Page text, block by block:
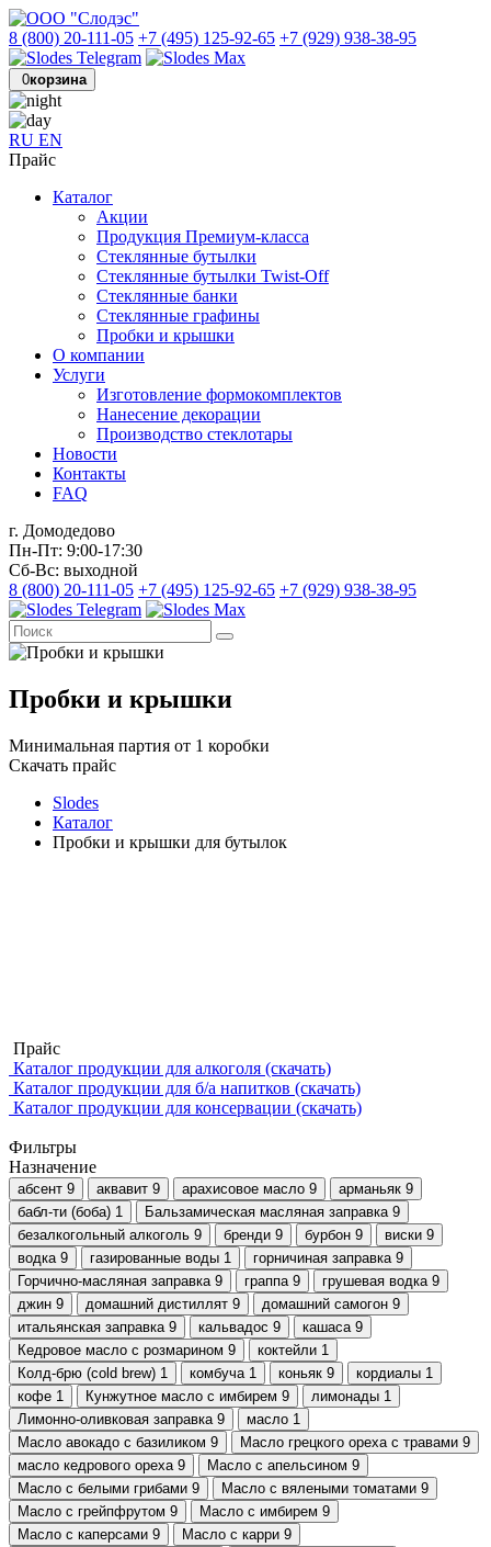
8 (800) 20-111-05 +7 (495) 125-92-65 +7 (929) 938-38-95
0корзина
RU EN
Прайс
Каталог
Акции
Продукция Премиум-класса
Стеклянные бутылки
Стеклянные бутылки Twist-Off
Стеклянные банки
Стеклянные графины
Пробки и крышки
О компании
Услуги
Изготовление формокомплектов
Нанесение декорации
Производство стеклотары
Новости
Контакты
FAQ
г. Домодедово
Пн-Пт: 9:00-17:30
Сб-Вс: выходной
8 (800) 20-111-05 +7 (495) 125-92-65 +7 (929) 938-38-95
Пробки и крышки
Минимальная партия от 1 коробки
Скачать прайс
Slodes
Каталог
Пробки и крышки для бутылок
Прайс
Каталог продукции для алкоголя (скачать)
Каталог продукции для б/а напитков (скачать)
Каталог продукции для консервации (скачать)
Фильтры
Назначение
абсент 9 аквавит 9 арахисовое масло 9 арманьяк 9
бабл-ти (боба) 1 Бальзамическая масляная заправка 9
безалкогольный алкоголь 9 бренди 9 бурбон 9 виски 9
водка 9 газированные воды 1 горничиная заправка 9
Горчично-масляная заправка 9 граппа 9 грушевая водка 9
джин 9 домашний дистиллят 9 домашний самогон 9
итальянская заправка 9 кальвадос 9 кашаса 9
Кедровое масло с розмарином 9 коктейли 1
Колд-брю (cold brew) 1 комбуча 1 коньяк 9 кордиалы 1
кофе 1 Кунжутное масло с имбирем 9 лимонады 1
Лимонно-оливковая заправка 9 масло 1
Масло авокадо с базиликом 9 Масло грецкого ореха с травами 9
масло кедрового ореха 9 Масло с апельсином 9
Масло с белыми грибами 9 Масло с вялеными томатами 9
Масло с грейпфрутом 9 Масло с имбирем 9
Масло с каперсами 9 Масло с карри 9